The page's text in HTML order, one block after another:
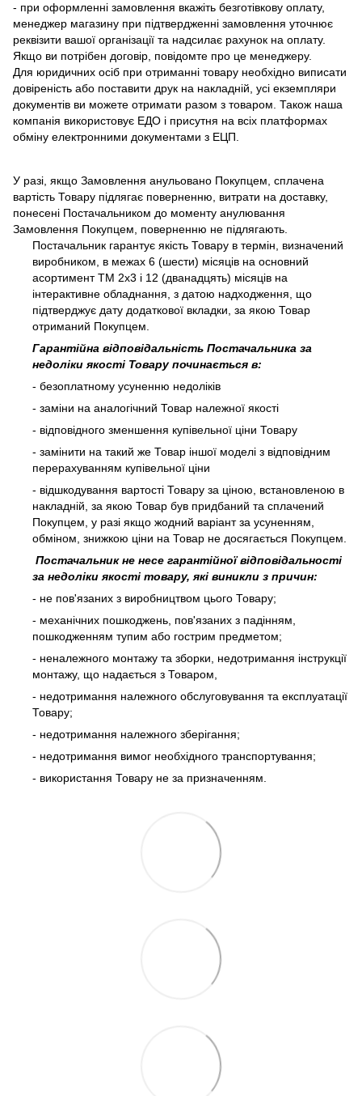
- при оформленні замовлення вкажіть безготівкову оплату,
менеджер магазину при підтвердженні замовлення уточнює
реквізити вашої організації та надсилає рахунок на оплату.
Якщо ви потрібен договір, повідомте про це менеджеру.
Для юридичних осіб при отриманні товару необхідно виписати
довіреність або поставити друк на накладній, усі екземпляри
документів ви можете отримати разом з товаром. Також наша
компанія використовує ЕДО і присутня на всіх платформах
обміну електронними документами з ЕЦП.
У разі, якщо Замовлення анульовано Покупцем, сплачена
вартість Товару підлягає поверненню, витрати на доставку,
понесені Постачальником до моменту анулювання
Замовлення Покупцем, поверненню не підлягають.
Постачальник гарантує якість Товару в термін, визначений
виробником, в межах 6 (шести) місяців на основний
асортимент ТМ 2х3 і 12 (дванадцять) місяців на
інтерактивне обладнання, з датою надходження, що
підтверджує дату додаткової вкладки, за якою Товар
отриманий Покупцем.
Гарантійна відповідальність Постачальника за
недоліки якості Товару починається в:
- безоплатному усуненню недоліків
- заміни на аналогічний Товар належної якості
- відповідного зменшення купівельної ціни Товару
- замінити на такий же Товар іншої моделі з відповідним
перерахуванням купівельної ціни
- відшкодування вартості Товару за ціною, встановленою в
накладній, за якою Товар був придбаний та сплачений
Покупцем, у разі якщо жодний варіант за усуненням,
обміном, знижкою ціни на Товар не досягається Покупцем.
Постачальник не несе гарантійної відповідальності
за недоліки якості товару, які виникли з причин:
- не пов'язаних з виробництвом цього Товару;
- механічних пошкоджень, пов'язаних з падінням,
пошкодженням тупим або гострим предметом;
- неналежного монтажу та зборки, недотримання інструкції
монтажу, що надається з Товаром,
- недотримання належного обслуговування та експлуатації
Товару;
- недотримання належного зберігання;
- недотримання вимог необхідного транспортування;
- використання Товару не за призначенням.